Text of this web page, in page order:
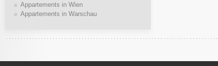
Appartements in Wien
Appartements in Warschau